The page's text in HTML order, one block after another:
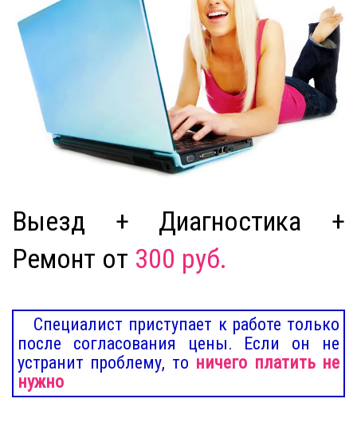
Выезд + Диагностика +
Ремонт от 300 руб.
Специалист приступает к работе только
после согласования цены. Если он не
устранит проблему, то ничего платить не
нужно